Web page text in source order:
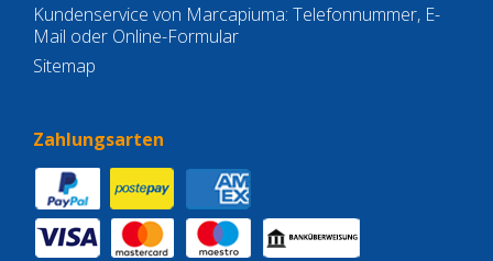
Kundenservice von Marcapiuma: Telefonnummer, E-
Mail oder Online-Formular
Sitemap
Zahlungsarten